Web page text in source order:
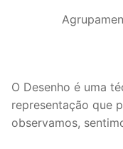
O Desenho é uma
representação que
observamos,